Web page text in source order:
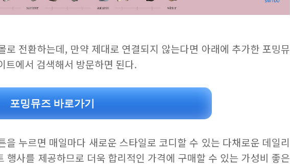
로 전환하는데, 만약 제대로 연결되지 않는다면 아래에 추가한 포밍뮤
트에서 검색해서 방문하면 된다.
포밍뮤즈 바로가기
을 누르면 매일마다 새로운 스타일로 코디할 수 있는 다채로운 데일리
행사를 제공하므로 더욱 합리적인 가격에 구매할 수 있는 가성비 좋은